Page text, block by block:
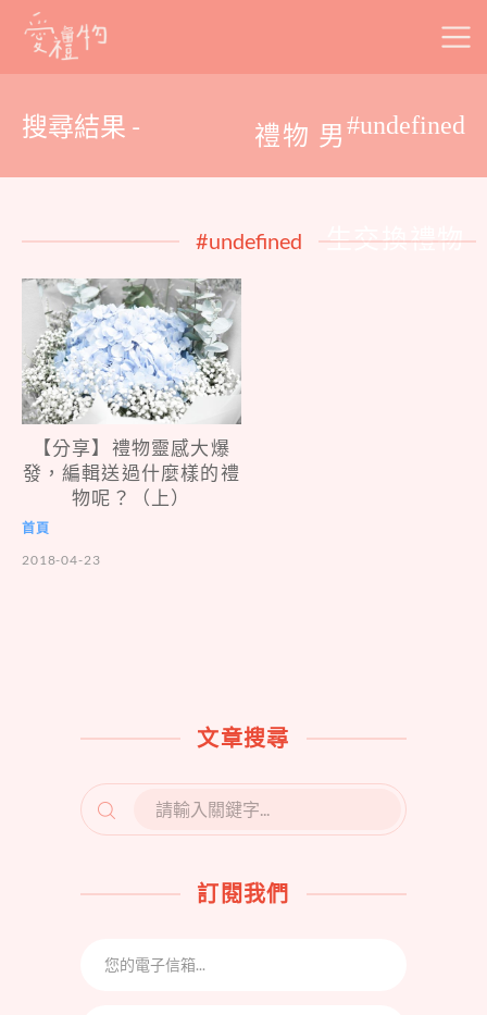
Skip
搜尋結果 - #undefined
禮物 男
生交換禮物
#undefined
【分享】禮物靈感大爆
發，編輯送過什麼樣的禮
物呢？（上）
首頁
2018-04-23
文章搜尋
SEARCH
FOR:
訂閱我們